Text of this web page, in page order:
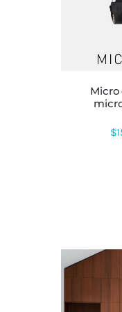
micro cinor — spot de riel
$